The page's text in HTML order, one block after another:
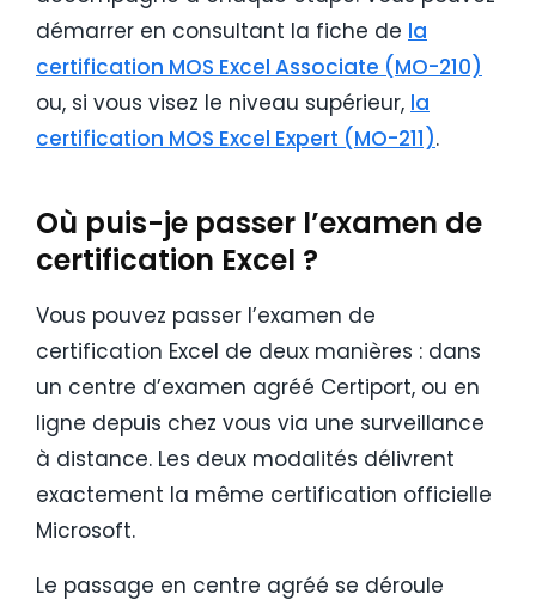
démarrer en consultant la fiche de la
certification MOS Excel Associate (MO-210)
ou, si vous visez le niveau supérieur, la
certification MOS Excel Expert (MO-211).
Où puis-je passer l’examen de
certification Excel ?
Vous pouvez passer l’examen de
certification Excel de deux manières : dans
un centre d’examen agréé Certiport, ou en
ligne depuis chez vous via une surveillance
à distance. Les deux modalités délivrent
exactement la même certification officielle
Microsoft.
Le passage en centre agréé se déroule